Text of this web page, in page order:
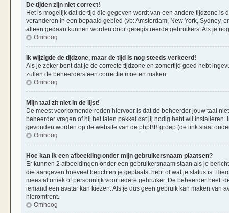
De tijden zijn niet correct!
Het is mogelijk dat de tijd die gegeven wordt van een andere tijdzone
veranderen in een bepaald gebied (vb: Amsterdam, New York, Sydney,
alleen gedaan kunnen worden door geregistreerde gebruikers. Als je
Omhoog
Ik wijzigde de tijdzone, maar de tijd is nog steeds verkeerd!
Als je zeker bent dat je de correcte tijdzone en zomertijd goed hebt
zullen de beheerders een correctie moeten maken.
Omhoog
Mijn taal zit niet in de lijst!
De meest voorkomende reden hiervoor is dat de beheerder jouw taal
beheerder vragen of hij het talen pakket dat jij nodig hebt wil
gevonden worden op de website van de phpBB groep (de link staat
Omhoog
Hoe kan ik een afbeelding onder mijn gebruikersnaam plaatsen?
Er kunnen 2 afbeeldingen onder een gebruikersnaam staan als je
die aangeven hoeveel berichten je geplaatst hebt of wat je status is.
meestal uniek of persoonlijk voor iedere gebruiker. De beheerder heeft
iemand een avatar kan kiezen. Als je dus geen gebruik kan maken van
hieromtrent.
Omhoog